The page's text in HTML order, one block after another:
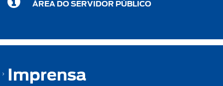
ÁREA DO SERVIDOR PÚBLICO
Imprensa